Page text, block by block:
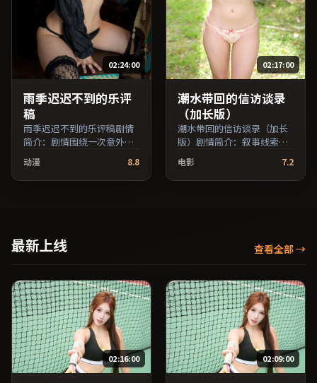
02:24:00
雨季迟迟不到的乐评
稿
雨季迟迟不到的乐评稿剧情
简介：剧情围绕一次意外转
折展开，美术与场景还原了
特定年代质感；由魏斯·安
德森执导，易烊千玺、提莫
月9日于法国地区院线首映，
网络平台同步更新片源。适
（国产影视资源大全免费条
目索引，支持片名与演员交
叉检索。）
动漫 8.8
02:17:00
潮水带回的信访谈录
（加长版）
潮水带回的信访谈录（加长
版）剧情简介：叙事线索在
城市与乡野之间往返，亲情
线与友情线并行推进；由顾
长卫执导，廖凡、易烊千
新片源。若你偏爱节奏不急
免费条目索引，支持片名与
演员交叉检索。）
电影 7.2
最新上线 查看全部→
02:16:00 02:09:00